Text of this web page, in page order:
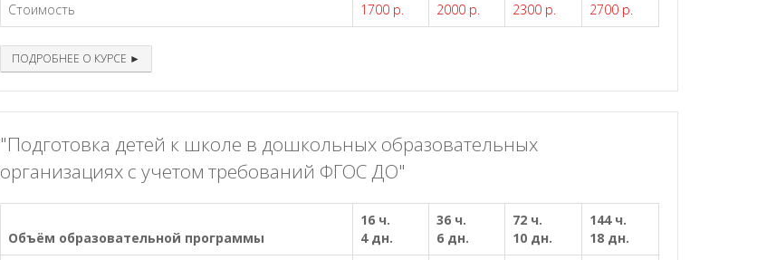
Стоимость
1700 р. 2000 р. 2300 р. 2700 р.
ПОДРОБНЕЕ О КУРСЕ ►
"Подготовка детей к школе в дошкольных образовательных
организациях с учетом требований ФГОС ДО"
Объём образовательной программы
16 ч.
4 дн.
36 ч.
6 дн.
72 ч.
10 дн.
144 ч.
18 дн.